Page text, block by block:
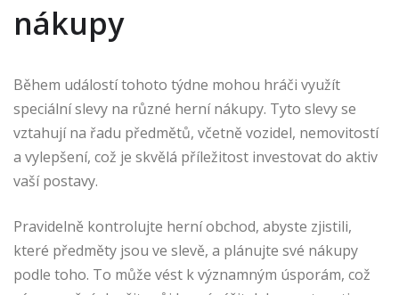
nákupy
Během událostí tohoto týdne mohou hráči využít
speciální slevy na různé herní nákupy. Tyto slevy se
vztahují na řadu předmětů, včetně vozidel, nemovitostí
a vylepšení, což je skvělá příležitost investovat do aktiv
vaší postavy.
Pravidelně kontrolujte herní obchod, abyste zjistili,
které předměty jsou ve slevě, a plánujte své nákupy
podle toho. To může vést k významným úsporám, což